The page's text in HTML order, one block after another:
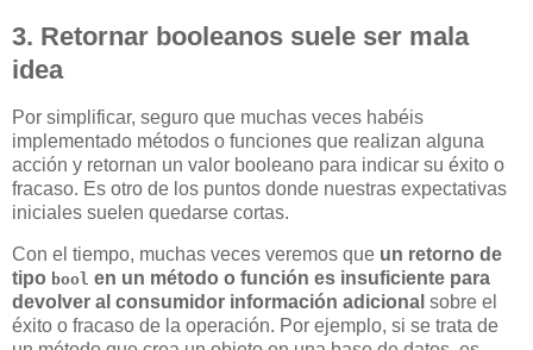
3. Retornar booleanos suele ser mala
idea
Por simplificar, seguro que muchas veces habéis
implementado métodos o funciones que realizan alguna
acción y retornan un valor booleano para indicar su éxito o
fracaso. Es otro de los puntos donde nuestras expectativas
iniciales suelen quedarse cortas.
Con el tiempo, muchas veces veremos que un retorno de
tipo bool en un método o función es insuficiente para
devolver al consumidor información adicional sobre el
éxito o fracaso de la operación. Por ejemplo, si se trata de